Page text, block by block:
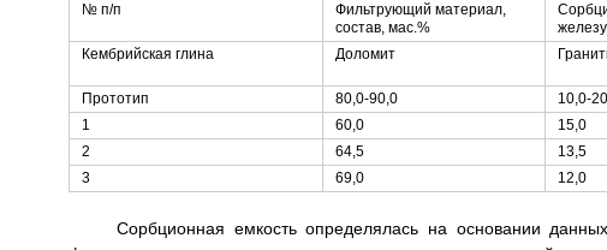
№ п/п
Фильтрующий материал,
состав, мас.%
Кембрийская глина
Доломит
Прототип 80,0-90,0 10,0-
1
60,0 15,0
2
64,5 13,5
3
69,0 12,0
Сорбционная емкость определялась на основании